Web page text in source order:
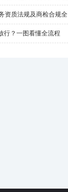
资质法规及商检合规全
行？一图看懂全流程